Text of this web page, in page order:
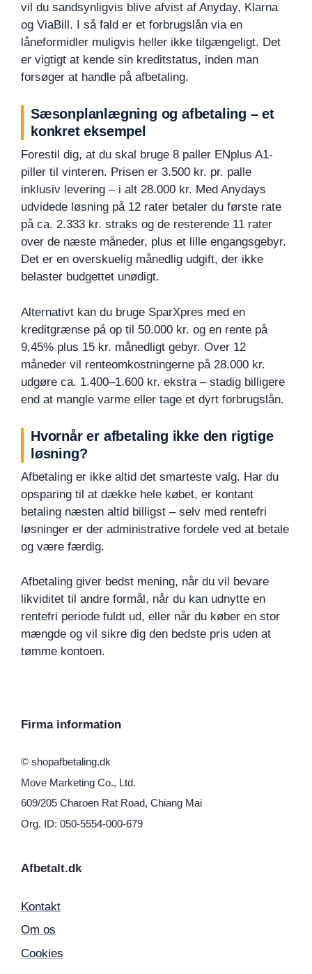
vil du sandsynligvis blive afvist af Anyday, Klarna
og ViaBill. I så fald er et forbrugslån via en
låneformidler muligvis heller ikke tilgængeligt. Det
er vigtigt at kende sin kreditstatus, inden man
forsøger at handle på afbetaling.
Sæsonplanlægning og afbetaling – et
konkret eksempel
Forestil dig, at du skal bruge 8 paller ENplus A1-
piller til vinteren. Prisen er 3.500 kr. pr. palle
inklusiv levering – i alt 28.000 kr. Med Anydays
udvidede løsning på 12 rater betaler du første rate
på ca. 2.333 kr. straks og de resterende 11 rater
over de næste måneder, plus et lille engangsgebyr.
Det er en overskuelig månedlig udgift, der ikke
belaster budgettet unødigt.
Alternativt kan du bruge SparXpres med en
kreditgrænse på op til 50.000 kr. og en rente på
9,45% plus 15 kr. månedligt gebyr. Over 12
måneder vil renteomkostningerne på 28.000 kr.
udgøre ca. 1.400–1.600 kr. ekstra – stadig billigere
end at mangle varme eller tage et dyrt forbrugslån.
Hvornår er afbetaling ikke den rigtige
løsning?
Afbetaling er ikke altid det smarteste valg. Har du
opsparing til at dække hele købet, er kontant
betaling næsten altid billigst – selv med rentefri
løsninger er der administrative fordele ved at betale
og være færdig.
Afbetaling giver bedst mening, når du vil bevare
likviditet til andre formål, når du kan udnytte en
rentefri periode fuldt ud, eller når du køber en stor
mængde og vil sikre dig den bedste pris uden at
tømme kontoen.
Firma information
© shopafbetaling.dk
Move Marketing Co., Ltd.
609/205 Charoen Rat Road, Chiang Mai
Org. ID: 050-5554-000-679
Afbetalt.dk
Kontakt
Om os
Cookies